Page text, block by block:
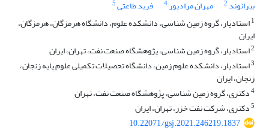
بیرانوند 2 مهران مرادپور4 فرید طاعتی5
1استادیار، گروه زمین شناسی، دانشکده علوم، دانشگاه هرمزگان، هرمزگان،
ایران
2استادیار، گروه زمین شناسی، پژوهشگاه صنعت نفت، تهران، ایران
3استادیار، دانشکده علوم زمین، دانشگاه تحصیلات تکمیلی علوم پایه زنجان،
زنجان، ایران
4دکتری، گروه زمین شناسی، پژوهشگاه صنعت نفت، تهران
5دکتری، شرکت نفت خزر، تهران، ایران
10.22071/gsj.2021.246219.1837